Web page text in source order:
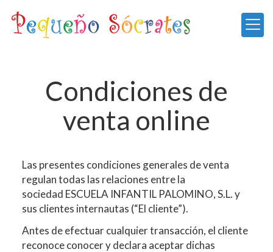
Condiciones de
venta online
Las presentes condiciones generales de venta
regulan todas las relaciones entre la
sociedad ESCUELA INFANTIL PALOMINO, S.L.y
sus clientes internautas (“El cliente”).
Antes de efectuar cualquier transacción, el cliente
reconoce conocer y declara aceptar dichas